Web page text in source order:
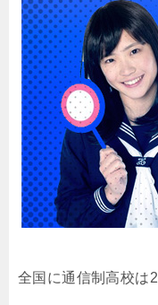
全国に通信制高校は